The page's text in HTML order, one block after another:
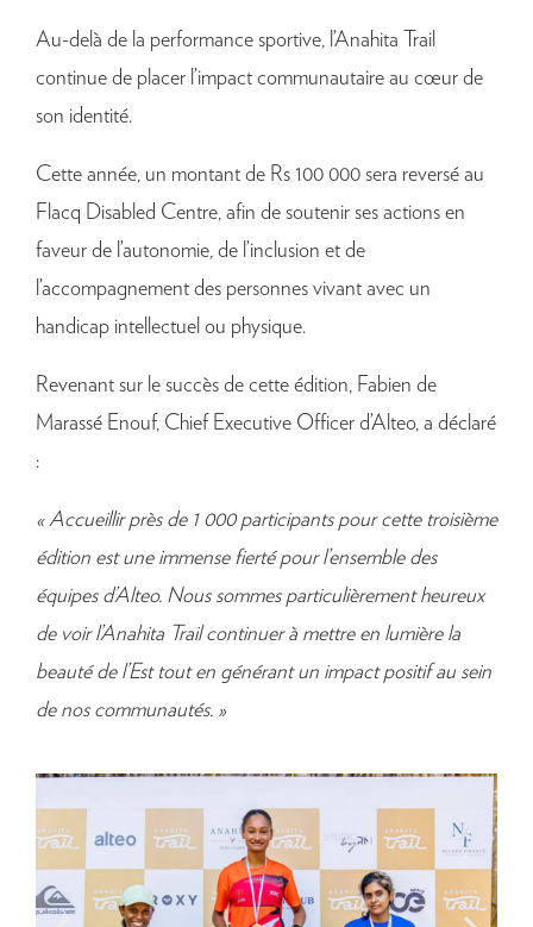
Au-delà de la performance sportive, l’Anahita Trail
continue de placer l’impact communautaire au cœur de
son identité.
Cette année, un montant de Rs 100 000 sera reversé au
Flacq Disabled Centre, afin de soutenir ses actions en
faveur de l’autonomie, de l’inclusion et de
l’accompagnement des personnes vivant avec un
handicap intellectuel ou physique.
Revenant sur le succès de cette édition, Fabien de
Marassé Enouf, Chief Executive Officer d’Alteo, a déclaré
:
« Accueillir près de 1 000 participants pour cette troisième
édition est une immense fierté pour l’ensemble des
équipes d’Alteo. Nous sommes particulièrement heureux
de voir l’Anahita Trail continuer à mettre en lumière la
beauté de l’Est tout en générant un impact positif au sein
de nos communautés. »